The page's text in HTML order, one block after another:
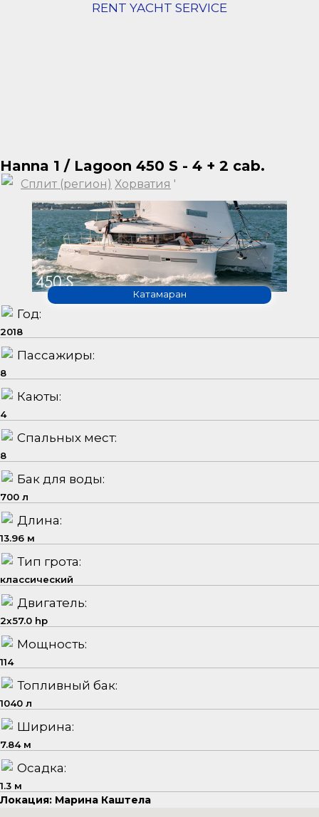
RENT YACHT SERVICE
Hanna 1 / Lagoon 450 S - 4 + 2 cab.
Сплит (регион) Хорватия '
Катамаран
Год:
2018
Пассажиры:
8
Каюты:
4
Спальных мест:
8
Бак для воды:
700 л
Длина:
13.96 м
Тип грота:
классический
Двигатель:
2x57.0 hp
Мощность:
114
Топливный бак:
1040 л
Ширина:
7.84 м
Осадка:
1.3 м
Локация: Марина Каштела